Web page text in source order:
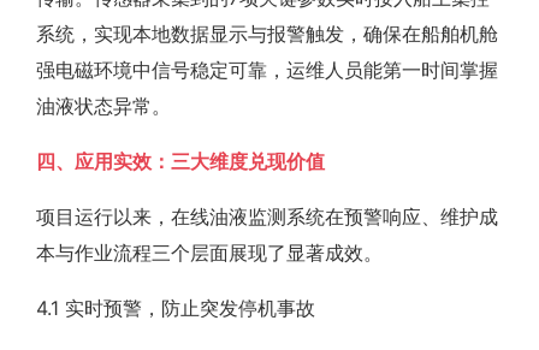
系统，实现本地数据显示与报警触发，确保在船舶机舱
强电磁环境中信号稳定可靠，运维人员能第一时间掌握
油液状态异常。
四、应用实效：三大维度兑现价值
项目运行以来，在线油液监测系统在预警响应、维护成
本与作业流程三个层面展现了显著成效。
4.1 实时预警，防止突发停机事故